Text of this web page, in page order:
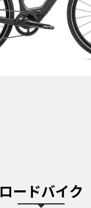
ロードバイク